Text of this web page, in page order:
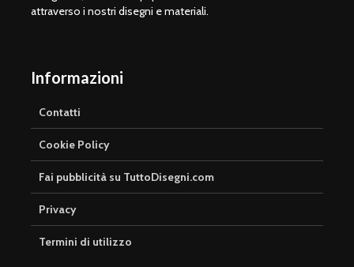
attraverso i nostri disegni e materiali.
Informazioni
Contatti
Cookie Policy
Fai pubblicità su TuttoDisegni.com
Privacy
Termini di utilizzo